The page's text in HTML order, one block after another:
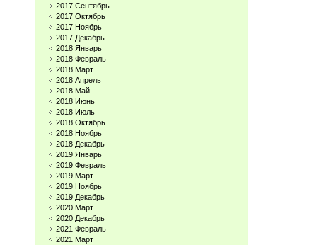
2017 Сентябрь
2017 Октябрь
2017 Ноябрь
2017 Декабрь
2018 Январь
2018 Февраль
2018 Март
2018 Апрель
2018 Май
2018 Июнь
2018 Июль
2018 Октябрь
2018 Ноябрь
2018 Декабрь
2019 Январь
2019 Февраль
2019 Март
2019 Ноябрь
2019 Декабрь
2020 Март
2020 Декабрь
2021 Февраль
2021 Март